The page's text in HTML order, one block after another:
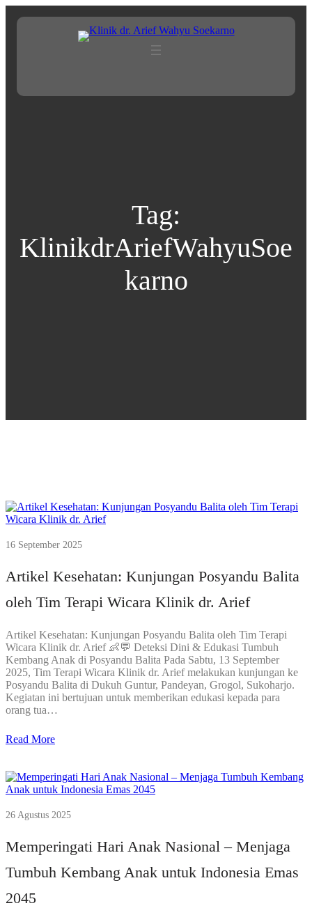
Tag:
KlinikdrAriefWahyuSoe
karno
16 September 2025
Artikel Kesehatan: Kunjungan Posyandu Balita
oleh Tim Terapi Wicara Klinik dr. Arief
Artikel Kesehatan: Kunjungan Posyandu Balita oleh Tim Terapi
Wicara Klinik dr. Arief 👶💬 Deteksi Dini & Edukasi Tumbuh
Kembang Anak di Posyandu Balita Pada Sabtu, 13 September
2025, Tim Terapi Wicara Klinik dr. Arief melakukan kunjungan ke
Posyandu Balita di Dukuh Guntur, Pandeyan, Grogol, Sukoharjo.
Kegiatan ini bertujuan untuk memberikan edukasi kepada para
orang tua…
Read More
26 Agustus 2025
Memperingati Hari Anak Nasional – Menjaga
Tumbuh Kembang Anak untuk Indonesia Emas
2045